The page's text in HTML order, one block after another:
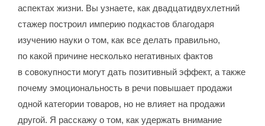
аспектах жизни. Вы узнаете, как двадцатидвухлетний
стажер построил империю подкастов благодаря
изучению науки о том, как все делать правильно,
по какой причине несколько негативных фактов
в совокупности могут дать позитивный эффект, а также
почему эмоциональность в речи повышает продажи
одной категории товаров, но не влияет на продажи
другой. Я расскажу о том, как удержать внимание